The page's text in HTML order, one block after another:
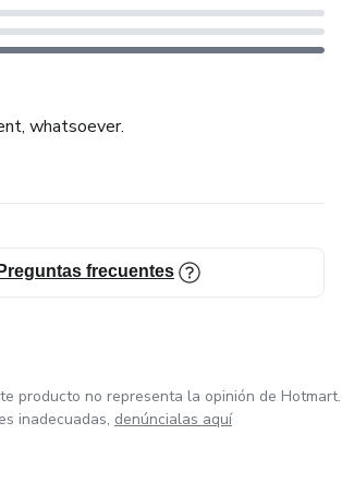
whatsoever.
Preguntas frecuentes
producto no representa la opinión de Hotmart.
inadecuadas, denúncialas aquí